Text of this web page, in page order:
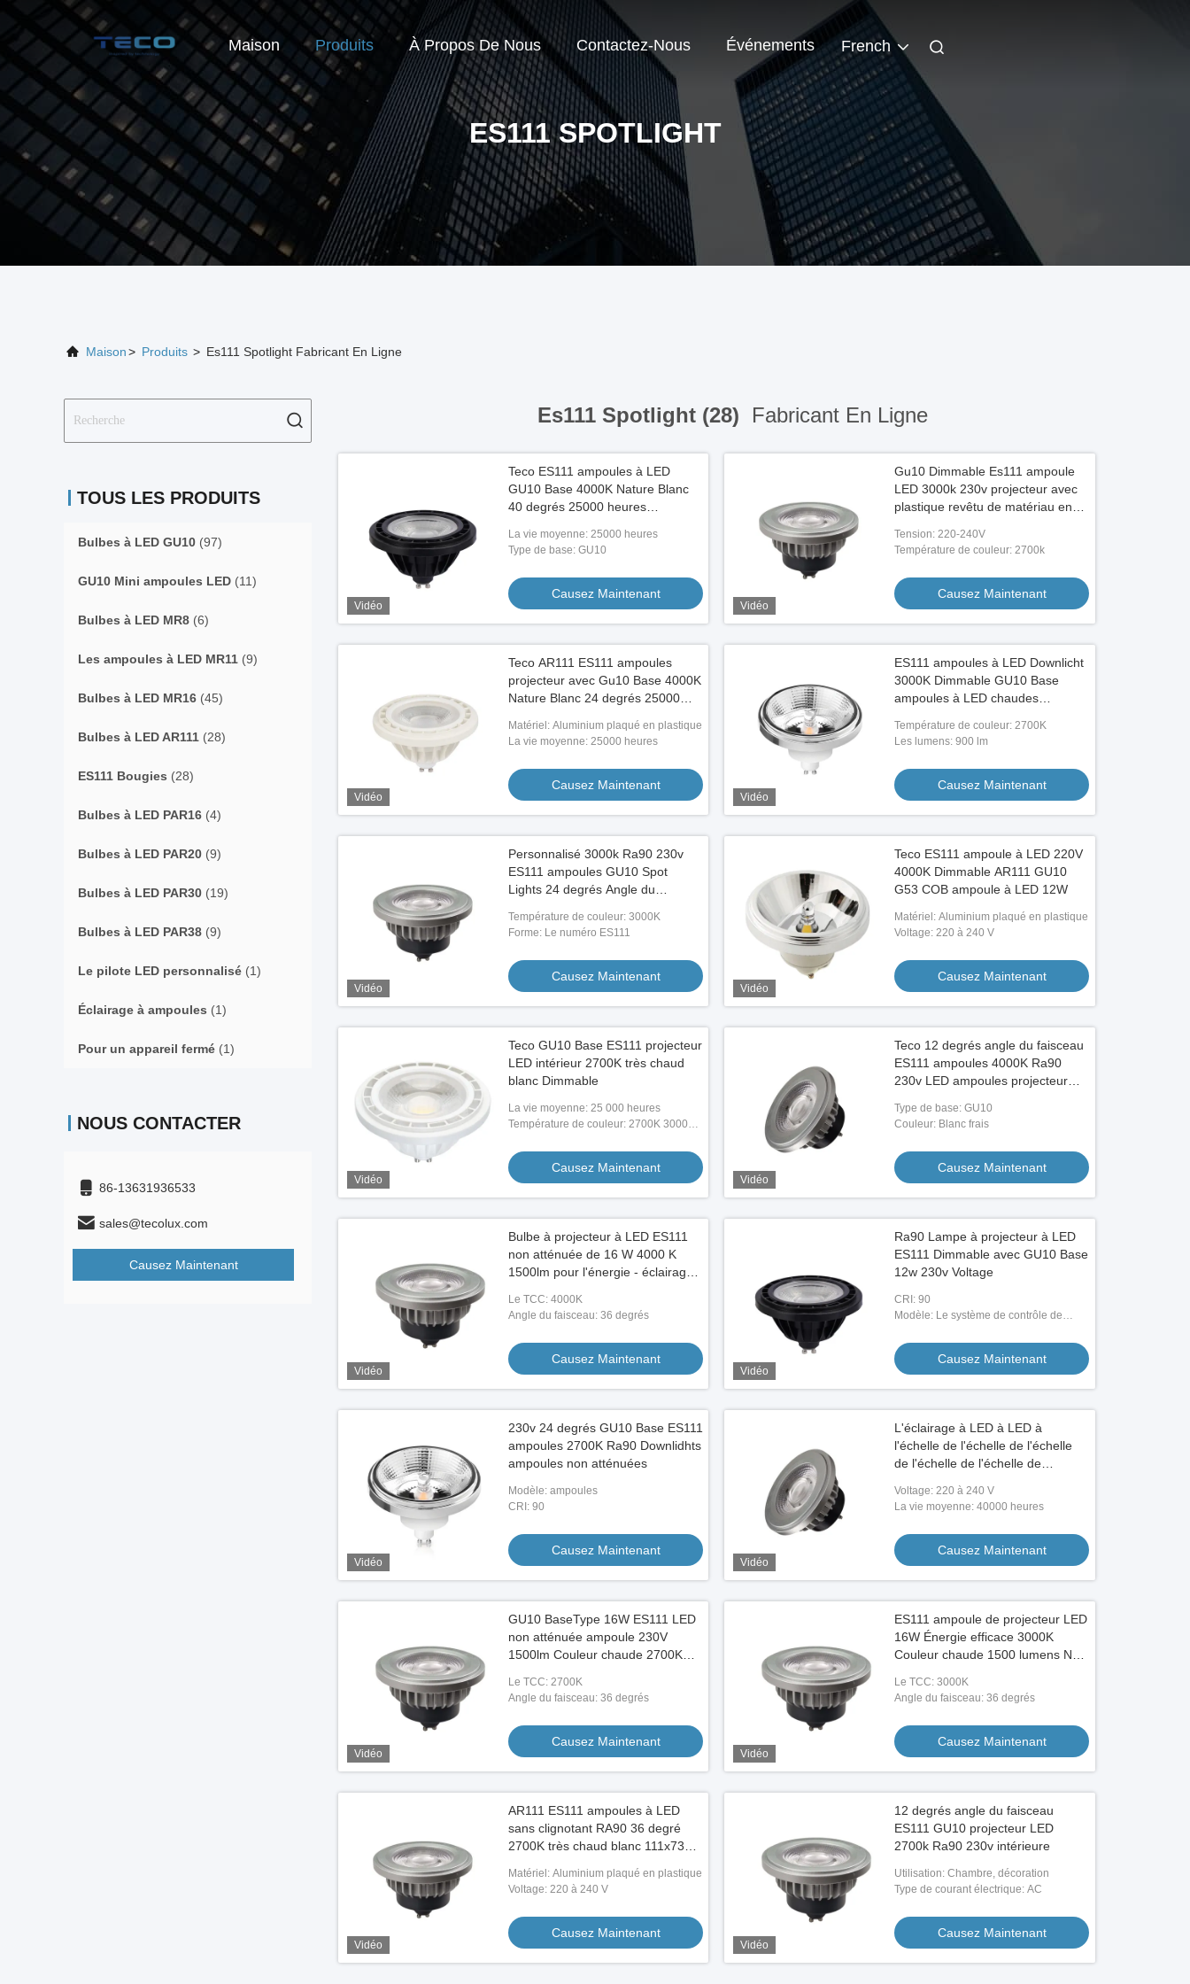
Maison Produits À Propos De Nous Contactez-Nous Événements French
ES111 SPOTLIGHT
Maison> Produits > Es111 Spotlight Fabricant En Ligne
TOUS LES PRODUITS
Bulbes à LED GU10 (97)
GU10 Mini ampoules LED (11)
Bulbes à LED MR8 (6)
Les ampoules à LED MR11 (9)
Bulbes à LED MR16 (45)
Bulbes à LED AR111 (28)
ES111 Bougies (28)
Bulbes à LED PAR16 (4)
Bulbes à LED PAR20 (9)
Bulbes à LED PAR30 (19)
Bulbes à LED PAR38 (9)
Le pilote LED personnalisé (1)
Éclairage à ampoules (1)
Pour un appareil fermé (1)
NOUS CONTACTER
86-13631936533
sales@tecolux.com
Causez Maintenant
Es111 Spotlight (28) Fabricant En Ligne
Vidéo
Teco ES111 ampoules à LED
GU10 Base 4000K Nature Blanc
40 degrés 25000 heures
La vie moyenne: 25000 heures
Type de base: GU10
Causez Maintenant
Vidéo
Gu10 Dimmable Es111 ampoule
LED 3000k 230v projecteur avec
plastique revêtu de matériau en
Tension: 220-240V
Température de couleur: 2700k
Causez Maintenant
Vidéo
Teco AR111 ES111 ampoules
projecteur avec Gu10 Base 4000K
Nature Blanc 24 degrés 25000
Matériel: Aluminium plaqué en plastique
La vie moyenne: 25000 heures
Causez Maintenant
Vidéo
ES111 ampoules à LED Downlicht
3000K Dimmable GU10 Base
ampoules à LED chaudes
Température de couleur: 2700K
Les lumens: 900 lm
Causez Maintenant
Vidéo
Personnalisé 3000k Ra90 230v
ES111 ampoules GU10 Spot
Lights 24 degrés Angle du
Température de couleur: 3000K
Forme: Le numéro ES111
Causez Maintenant
Vidéo
Teco ES111 ampoule à LED 220V
4000K Dimmable AR111 GU10
G53 COB ampoule à LED 12W
Matériel: Aluminium plaqué en plastique
Voltage: 220 à 240 V
Causez Maintenant
Vidéo
Teco GU10 Base ES111 projecteur
LED intérieur 2700K très chaud
blanc Dimmable
La vie moyenne: 25 000 heures
Température de couleur: 2700K 3000K
Causez Maintenant
Vidéo
Teco 12 degrés angle du faisceau
ES111 ampoules 4000K Ra90
230v LED ampoules projecteur
Type de base: GU10
Couleur: Blanc frais
Causez Maintenant
Vidéo
Bulbe à projecteur à LED ES111
non atténuée de 16 W 4000 K
1500lm pour l'énergie - éclairage
Le TCC: 4000K
Angle du faisceau: 36 degrés
Causez Maintenant
Vidéo
Ra90 Lampe à projecteur à LED
ES111 Dimmable avec GU10 Base
12w 230v Voltage
CRI: 90
Modèle: Le système de contrôle de
système de contrôle de l'équipement.
Causez Maintenant
Vidéo
230v 24 degrés GU10 Base ES111
ampoules 2700K Ra90 Downlidhts
ampoules non atténuées
Modèle: ampoules
CRI: 90
Causez Maintenant
Vidéo
L'éclairage à LED à LED à
l'échelle de l'échelle de l'échelle
de l'échelle de l'échelle de
de l'échelle de l'échelle de
l'échelle de l'échelle de l'échelle
de l'échelle de l'échelle de
l'échelle de l'échelle de l'échelle
de l'échelle du rayonnement
Voltage: 220 à 240 V
La vie moyenne: 40000 heures
Causez Maintenant
Vidéo
GU10 BaseType 16W ES111 LED
non atténuée ampoule 230V
1500lm Couleur chaude 2700K
commercial
Le TCC: 2700K
Angle du faisceau: 36 degrés
Causez Maintenant
Vidéo
ES111 ampoule de projecteur LED
16W Énergie efficace 3000K
Couleur chaude 1500 lumens Non
domestique et commercial
Le TCC: 3000K
Angle du faisceau: 36 degrés
Causez Maintenant
Vidéo
AR111 ES111 ampoules à LED
sans clignotant RA90 36 degré
2700K très chaud blanc 111x73
Matériel: Aluminium plaqué en plastique
Voltage: 220 à 240 V
Causez Maintenant
Vidéo
12 degrés angle du faisceau
ES111 GU10 projecteur LED
2700k Ra90 230v intérieure
Utilisation: Chambre, décoration
Type de courant électrique: AC
Causez Maintenant